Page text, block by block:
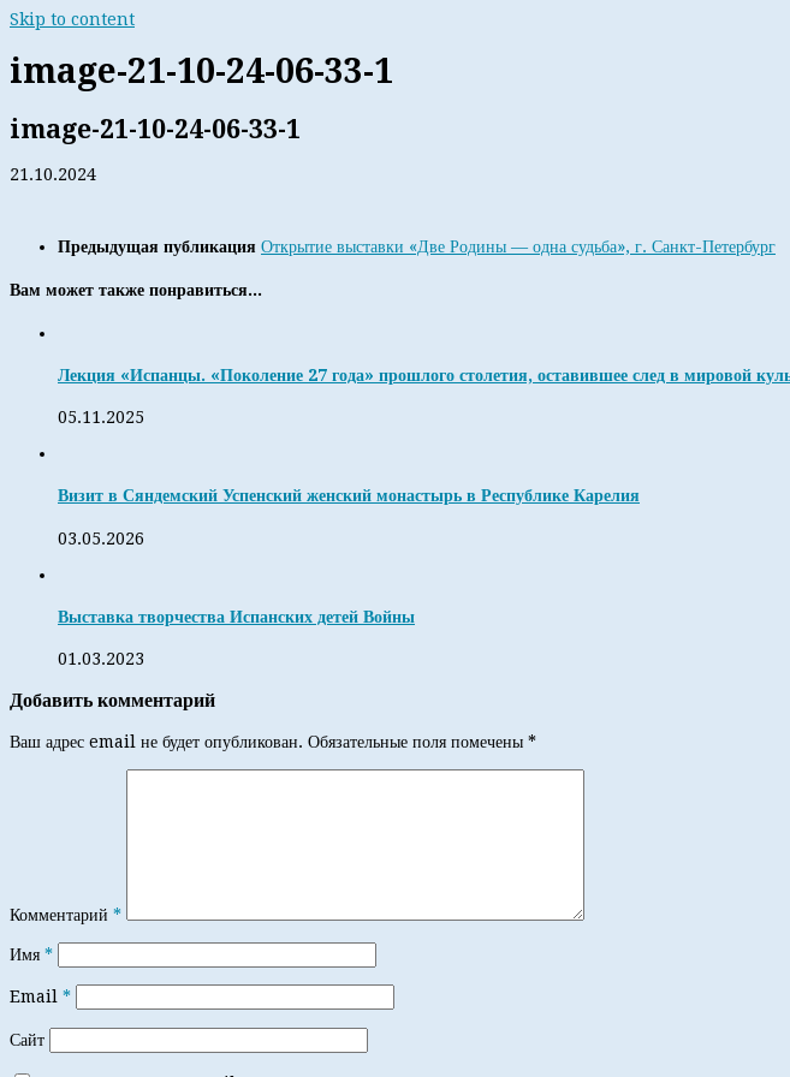
Skip to content
image-21-10-24-06-33-1
image-21-10-24-06-33-1
21.10.2024
Предыдущая публикация Открытие выставки «Две Родины — одна судьба», г. Санкт-Петербург
Вам может также понравиться...
Лекция «Испанцы. «Поколение 27 года» прошлого столетия, оставившее след в мировой
05.11.2025
Визит в Сяндемский Успенский женский монастырь в Республике Карелия
03.05.2026
Выставка творчества Испанских детей Войны
01.03.2023
Добавить комментарий
Ваш адрес email не будет опубликован. Обязательные поля помечены *
Комментарий *
Имя *
Email *
Сайт